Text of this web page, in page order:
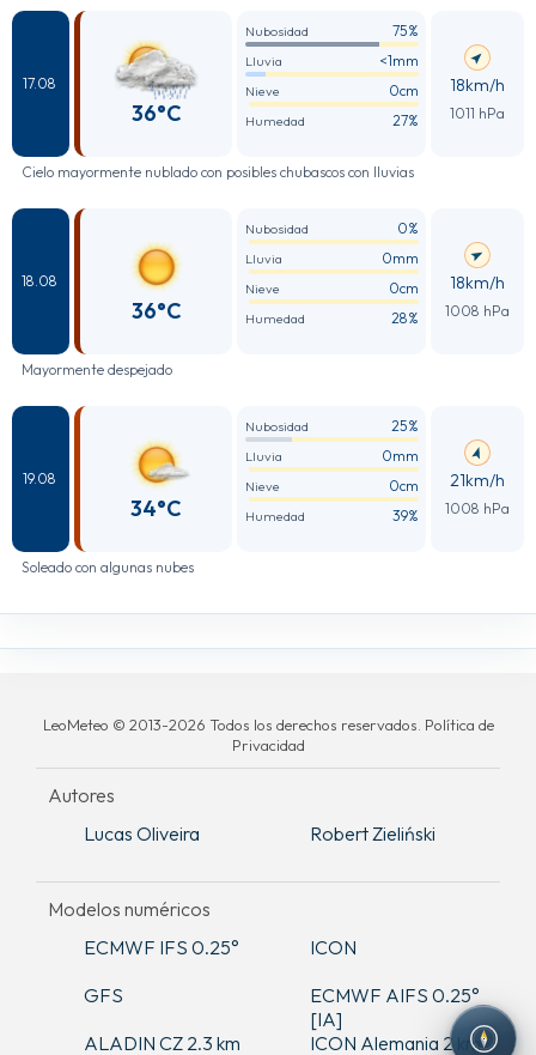
17.08
36°C
Nubosidad 75%
Lluvia <1mm
Nieve 0cm
Humedad 27%
18km/h
1011 hPa
Cielo mayormente nublado con posibles chubascos con lluvias
18.08
36°C
Nubosidad 0%
Lluvia 0mm
Nieve 0cm
Humedad 28%
18km/h
1008 hPa
Mayormente despejado
19.08
34°C
Nubosidad 25%
Lluvia 0mm
Nieve 0cm
Humedad 39%
21km/h
1008 hPa
Soleado con algunas nubes
LeoMeteo © 2013-2026 Todos los derechos reservados. Política de
Privacidad
Autores
Lucas Oliveira
Robert Zieliński
Modelos numéricos
ECMWF IFS 0.25°
ICON
GFS
ECMWF AIFS 0.25°
[IA]
ALADIN CZ 2.3 km
ICON Alemania 2 km